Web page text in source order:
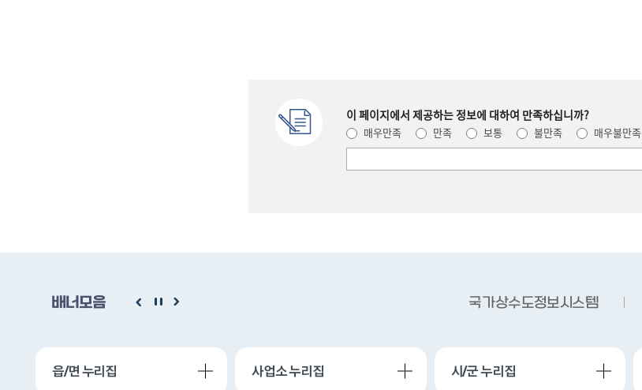
이 페이지에서 제공하는 정보에 대하여 만족하십니까?
매우만족 만족 보통 불만족
매우불만족
의견을
배너모음 국가상수도정보시스템
읍/면 누리집 사업소 누리집 시/군 누리집